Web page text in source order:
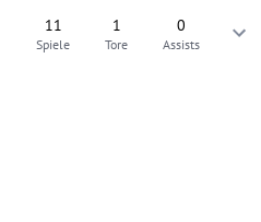
11
Spiele
1
Tore
0
Assists